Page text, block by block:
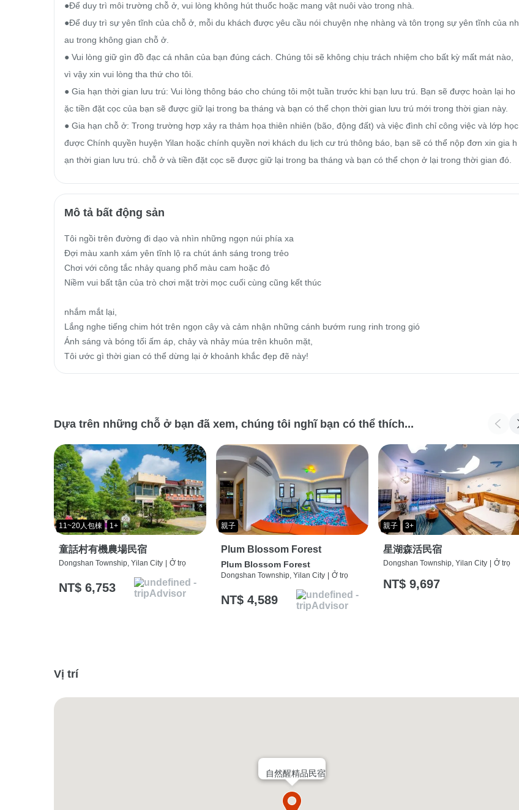
●Để duy trì môi trường chỗ ở, vui lòng không hút thuốc hoặc mang vật nuôi vào trong nhà.
●Để duy trì sự yên tĩnh của chỗ ở, mỗi du khách được yêu cầu nói chuyện nhẹ nhàng và tôn trọng sự yên tĩnh của nh
au trong không gian chỗ ở.
● Vui lòng giữ gìn đồ đạc cá nhân của bạn đúng cách. Chúng tôi sẽ không chịu trách nhiệm cho bất kỳ mất mát nào,
vì vậy xin vui lòng tha thứ cho tôi.
● Gia hạn thời gian lưu trú: Vui lòng thông báo cho chúng tôi một tuần trước khi bạn lưu trú. Bạn sẽ được hoàn lại ho
ặc tiền đặt cọc của bạn sẽ được giữ lại trong ba tháng và bạn có thể chọn thời gian lưu trú mới trong thời gian này.
● Gia hạn chỗ ở: Trong trường hợp xảy ra thảm họa thiên nhiên (bão, động đất) và việc đình chỉ công việc và lớp học
được Chính quyền huyện Yilan hoặc chính quyền nơi khách du lịch cư trú thông báo, bạn sẽ có thể nộp đơn xin gia h
ạn thời gian lưu trú. chỗ ở và tiền đặt cọc sẽ được giữ lại trong ba tháng và bạn có thể chọn ở lại trong thời gian đó.
Mô tả bất động sản
Tôi ngồi trên đường đi dạo và nhìn những ngọn núi phía xa
Đợi màu xanh xám yên tĩnh lộ ra chút ánh sáng trong trẻo
Chơi với công tắc nhảy quang phổ màu cam hoặc đỏ
Niềm vui bất tận của trò chơi mặt trời mọc cuối cùng cũng kết thúc
nhắm mắt lại,
Lắng nghe tiếng chim hót trên ngọn cây và cảm nhận những cánh bướm rung rinh trong gió
Ánh sáng và bóng tối ấm áp, chảy và nhảy múa trên khuôn mặt,
Tôi ước gì thời gian có thể dừng lại ở khoảnh khắc đẹp đẽ này!
Dựa trên những chỗ ở bạn đã xem, chúng tôi nghĩ bạn có thể thích...
11~20人包棟 1+
童話村有機農場民宿
Dongshan Township, Yilan City | Ở trọ
NT$ 6,753
親子
Plum Blossom Forest
Plum Blossom Forest
Dongshan Township, Yilan City | Ở trọ
NT$ 4,589
親子 3+
星湖森活民宿
Dongshan Township, Yilan City | Ở trọ
NT$ 9,697
Vị trí
自然醒精品民宿